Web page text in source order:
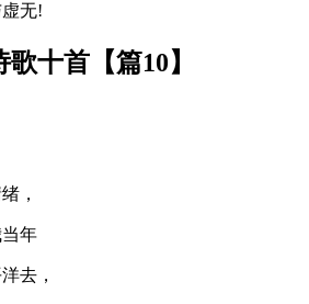
无!
十首【篇10】
，
年
去，